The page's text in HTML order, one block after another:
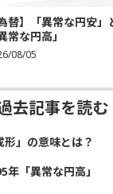
為替】「異常な円安
常な円高」
08/05
去記事を読む
形」の意味とは？
年「異常な円高」